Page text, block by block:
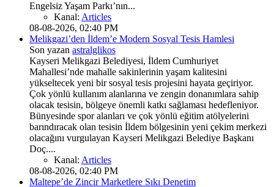
Engelsiz Yaşam Parkı’nın...
Kanal: Articles
08-08-2026, 02:40 PM
Melikgazi’den İldem’e Modern Sosyal Tesis Hamlesi
Son yazan astralglikos
Kayseri Melikgazi Belediyesi, İldem Cumhuriyet
Mahallesi’nde mahalle sakinlerinin yaşam kalitesini
yükseltecek yeni bir sosyal tesis projesini hayata geçiriyor.
Çok yönlü kullanım alanlarına ve zengin donanımlara sahip
olacak tesisin, bölgeye önemli katkı sağlaması hedefleniyor.
Bünyesinde spor alanları ve çok yönlü eğitim atölyelerini
barındıracak olan tesisin İldem bölgesinin yeni çekim merkezi
olacağını vurgulayan Kayseri Melikgazi Belediye Başkanı
Doç....
Kanal: Articles
08-08-2026, 02:40 PM
Maltepe’de Zincir Marketlere Sıkı Denetim